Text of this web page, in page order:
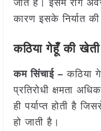
जाते हैं। इसमें रोग
कारण इसके निर्यात
कठिया गेहूँ की
कम सिंचाई –कठिया
प्रतिरोधी क्षमता
ही पर्याप्त होती है
हो जाती है।